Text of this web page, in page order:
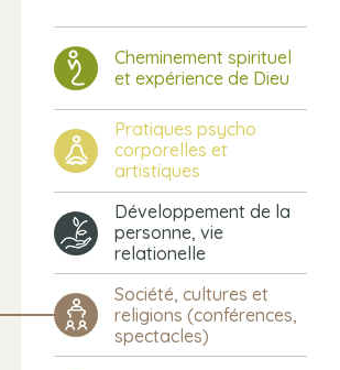
Cheminement spirituel
et expérience de Dieu
Pratiques psycho
corporelles et
artistiques
Développement de la
personne, vie
relationelle
Société, cultures et
religions (conférences,
spectacles)